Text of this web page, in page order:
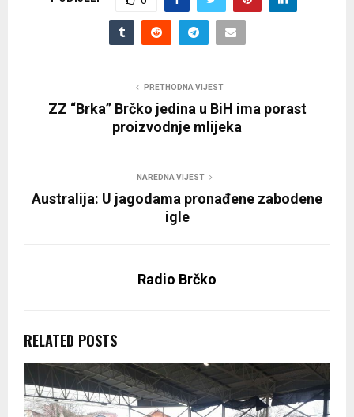
PRETHODNA VIJEST
ZZ “Brka” Brčko jedina u BiH ima porast
proizvodnje mlijeka
NAREDNA VIJEST
Australija: U jagodama pronađene zabodene
igle
Radio Brčko
RELATED POSTS